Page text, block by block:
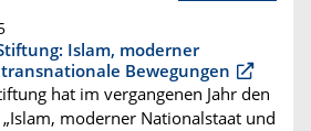
Islam, moderner
Bewegungen
hat im vergangenen Jahr den
moderner Nationalstaat und